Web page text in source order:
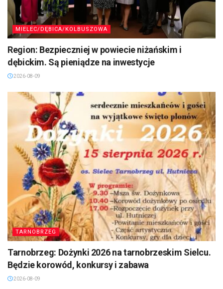
MIELEC/DĘBICA/KOLBUSZOWA
Region: Bezpieczniej w powiecie niżańskim i
dębickim. Są pieniądze na inwestycje
2026-08-09
TARNOBRZEG
Tarnobrzeg: Dożynki 2026 na tarnobrzeskim Sielcu.
Będzie korowód, konkursy i zabawa
2026-08-09